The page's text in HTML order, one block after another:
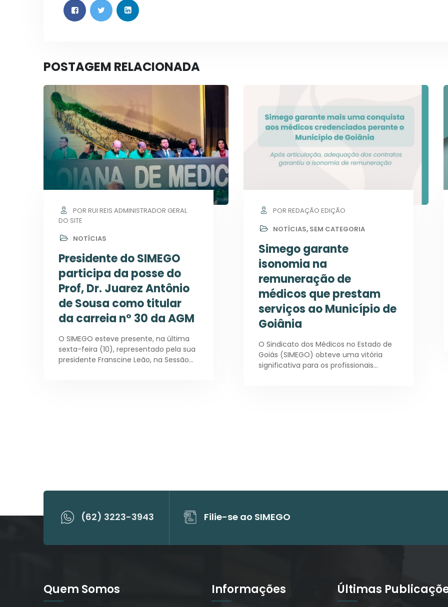
POSTAGEM RELACIONADA
POR RUI REIS ADMINISTRADOR GERAL
DO SITE
NOTÍCIAS
Presidente do SIMEGO
participa da posse do
Prof, Dr. Juarez Antônio
de Sousa como titular
da carreia nº 30 da AGM
O SIMEGO esteve presente, na última
sexta-feira (10), representado pela sua
presidente Franscine Leão, na Sessão…
POR REDAÇÃO EDIÇÃO
NOTÍCIAS, SEM CATEGORIA
Simego garante
isonomia na
remuneração de
médicos que prestam
serviços ao Município de
Goiânia
O Sindicato dos Médicos no Estado de
Goiás (SIMEGO) obteve uma vitória
significativa para os profissionais…
(62) 3223-3943 Filie-se ao SIMEGO
Quem Somos Informações Últimas